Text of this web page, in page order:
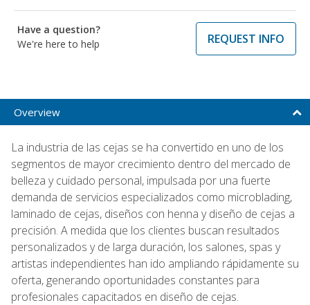
Have a question?
We're here to help
REQUEST INFO
Overview
La industria de las cejas se ha convertido en uno de los
segmentos de mayor crecimiento dentro del mercado de
belleza y cuidado personal, impulsada por una fuerte
demanda de servicios especializados como microblading,
laminado de cejas, diseños con henna y diseño de cejas a
precisión. A medida que los clientes buscan resultados
personalizados y de larga duración, los salones, spas y
artistas independientes han ido ampliando rápidamente su
oferta, generando oportunidades constantes para
profesionales capacitados en diseño de cejas.